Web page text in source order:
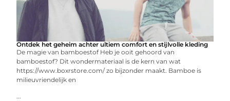
Ontdek het geheim achter ultiem comfort en stijlvolle kleding
De magie van bamboestof Heb je ooit gehoord van
bamboestof? Dit wondermateriaal is de kern van wat
https://www.boxrstore.com/ zo bijzonder maakt. Bamboe is
milieuvriendelijk en
...